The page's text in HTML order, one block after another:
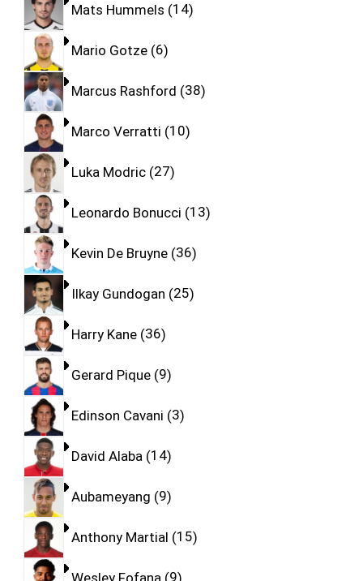
Mats Hummels 14
Mario Gotze 6
Marcus Rashford 38
Marco Verratti 10
Luka Modric 27
Leonardo Bonucci 13
Kevin De Bruyne 36
Ilkay Gundogan 25
Harry Kane 36
Gerard Pique 9
Edinson Cavani 3
David Alaba 14
Aubameyang 9
Anthony Martial 15
Wesley Fofana 9